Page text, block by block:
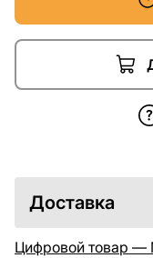
Доставка
Цифровой товар —